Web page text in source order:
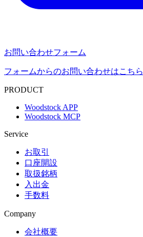
お問い合わせフォーム
フォームからのお問い合わせはこちら
PRODUCT
Woodstock APP
Woodstock MCP
Service
お取引
口座開設
取扱銘柄
入出金
手数料
Company
会社概要